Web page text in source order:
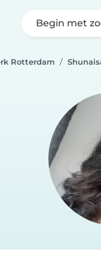
Begin met
Rotterdam